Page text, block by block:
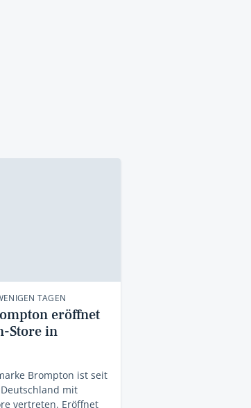
TAGEN
eröffnet
Store in
Brompton ist seit
mit
vertreten. Eröffnet